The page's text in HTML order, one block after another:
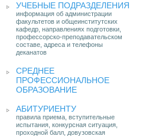
УЧЕБНЫЕ ПОДРАЗДЕЛЕНИЯ
информация об администрации
факультетов и общеинститутских
кафедр, направлениях подготовки,
профессорско-преподавательском
составе, адреса и телефоны
деканатов
СРЕДНЕЕ
ПРОФЕССИОНАЛЬНОЕ
ОБРАЗОВАНИЕ
АБИТУРИЕНТУ
правила приема, вступительные
испытания, конкурсная ситуация,
проходной балл, довузовская